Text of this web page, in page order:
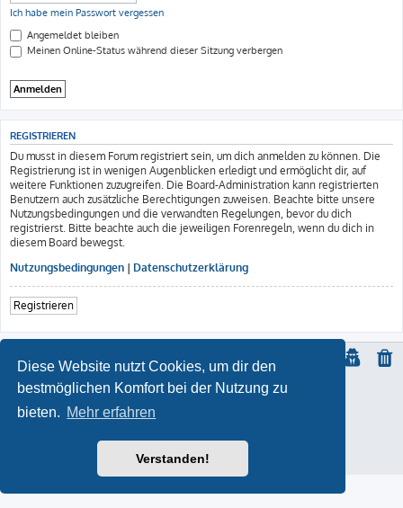
Diese Website nutzt Cookies, um dir den
bestmöglichen Komfort bei der Nutzung zu
bieten. Mehr erfahren
Verstanden!
Ich habe mein Passwort vergessen
Angemeldet bleiben
Meinen Online-Status während dieser Sitzung verbergen
REGISTRIEREN
Du musst in diesem Forum registriert sein, um dich anmelden zu können. Die
Registrierung ist in wenigen Augenblicken erledigt und ermöglicht dir, auf
weitere Funktionen zuzugreifen. Die Board-Administration kann registrierten
Benutzern auch zusätzliche Berechtigungen zuweisen. Beachte bitte unsere
Nutzungsbedingungen und die verwandten Regelungen, bevor du dich
registrierst. Bitte beachte auch die jeweiligen Forenregeln, wenn du dich in
diesem Board bewegst.
Nutzungsbedingungen | Datenschutzerklärung
Registrieren
© Copyright2021 | ft-817.com | DO7PSL | ALL RIGHTS RESERVED
ProLight Style by
Datenschutz|Nutzungsbedingungen